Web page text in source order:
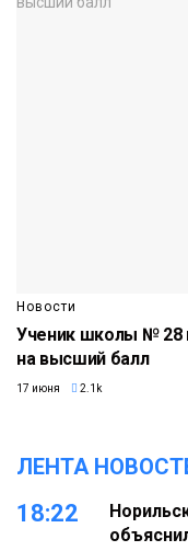
Новости
Ученик школы № 28
на высший балл
17 июня 2.1k
ЛЕНТА
18:22